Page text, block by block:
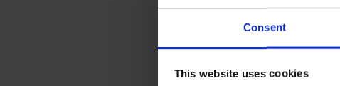
Consent
This website uses cookies
JPSTMaui Tropic